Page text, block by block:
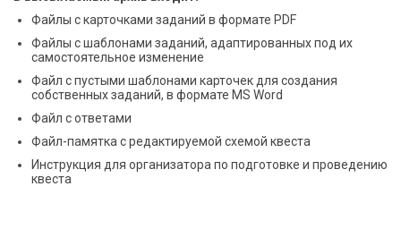
Файлы с карточками заданий в формате PDF
Файлы с шаблонами заданий, адаптированных под их
самостоятельное изменение
Файл с пустыми шаблонами карточек для создания
собственных заданий, в формате MS Word
Файл с ответами
Файл-памятка с редактируемой схемой квеста
Инструкция для организатора по подготовке и проведению
квеста